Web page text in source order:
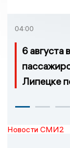
04:00
6 августа
Липецке
Новости СМИ2